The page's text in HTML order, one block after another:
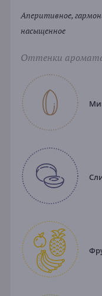
Аперитивное,
насыщенное
Оттенки